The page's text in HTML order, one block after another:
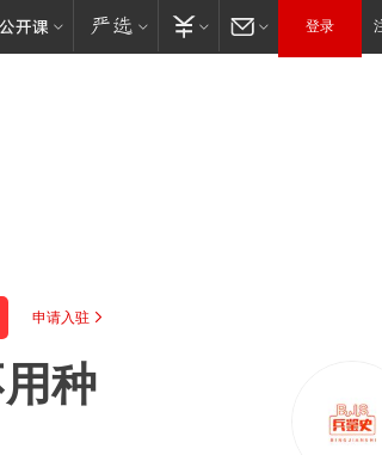
登录
申请入驻
种